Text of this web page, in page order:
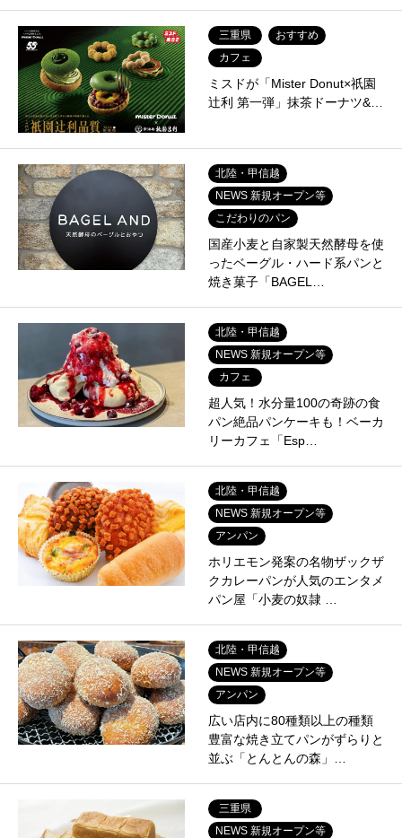
三重県
おすすめ
カフェ
ミスドが「Mister Donut×祇園
辻利 第一弾」抹茶ドーナツ&…
北陸・甲信越
NEWS 新規オープン等
こだわりのパン
国産小麦と自家製天然酵母を使
ったベーグル・ハード系パンと
焼き菓子「BAGEL…
北陸・甲信越
NEWS 新規オープン等
カフェ
超人気！水分量100の奇跡の食
パン絶品パンケーキも！ベーカ
リーカフェ「Esp…
北陸・甲信越
NEWS 新規オープン等
アンパン
ホリエモン発案の名物ザックザ
クカレーパンが人気のエンタメ
パン屋「小麦の奴隷 …
北陸・甲信越
NEWS 新規オープン等
アンパン
広い店内に80種類以上の種類
豊富な焼き立てパンがずらりと
並ぶ「とんとんの森」…
三重県
NEWS 新規オープン等